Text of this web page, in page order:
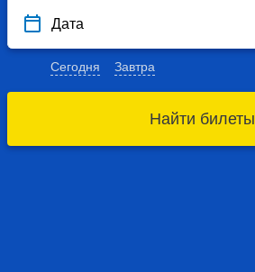
Дата
Сегодня Завтра
Найти билеты